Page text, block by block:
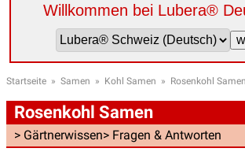
Willkommen bei Lubera®
Startseite » Samen » Kohl Samen » Rosenkohl Samen
Rosenkohl Samen
> Gärtnerwissen> Fragen & Antworten